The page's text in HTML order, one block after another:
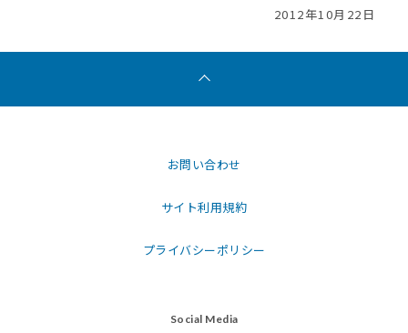
2012年10月22日
お問い合わせ
サイト利用規約
プライバシーポリシー
Social Media